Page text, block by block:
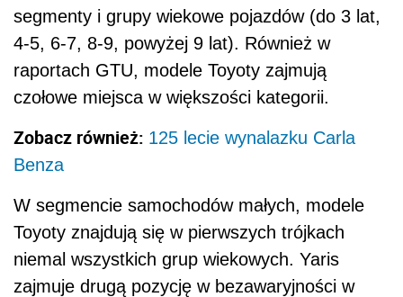
segmenty i grupy wiekowe pojazdów (do 3 lat,
4-5, 6-7, 8-9, powyżej 9 lat). Również w
raportach GTU, modele Toyoty zajmują
czołowe miejsca w większości kategorii.
Zobacz również: 125 lecie wynalazku Carla
Benza
W segmencie samochodów małych, modele
Toyoty znajdują się w pierwszych trójkach
niemal wszystkich grup wiekowych. Yaris
zajmuje drugą pozycję w bezawaryjności w